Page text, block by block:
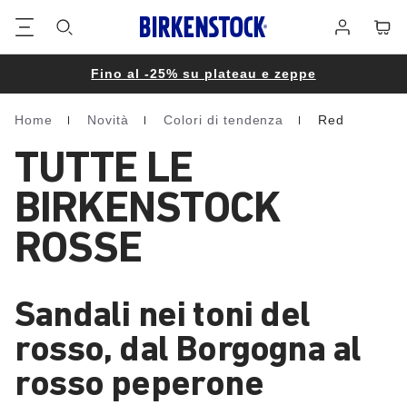
Fino al -25% su plateau e zeppe
Homepage
Home Novità Colori di tendenza Red
TUTTE LE
BIRKENSTOCK
ROSSE
Sandali nei toni del
rosso, dal Borgogna al
rosso peperone
pagina